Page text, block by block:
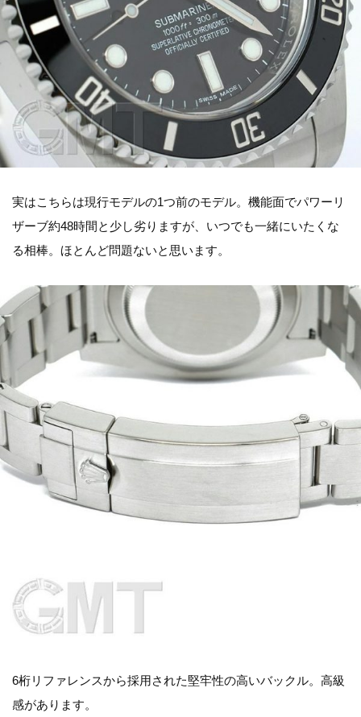
実はこちらは現行モデルの1つ前のモデル。機能面でパワーリ
ザーブ約48時間と少し劣りますが、いつでも一緒にいたくな
る相棒。ほとんど問題ないと思います。
6桁リファレンスから採用された堅牢性の高いバックル。高級
感があります。